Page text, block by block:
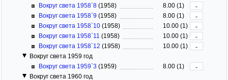
Вокруг света 1958`8 (1958) 8.00 (1)
-
Вокруг света 1958`9 (1958) 8.00 (1)
-
Вокруг света 1958`10 (1958) 10.00 (1)
-
Вокруг света 1958`11 (1958) 10.00 (1)
-
Вокруг света 1958`12 (1958) 10.00 (1)
-
Вокруг света 1959 год
Вокруг света 1959`3 (1959) 8.00 (1)
-
Вокруг света 1960 год